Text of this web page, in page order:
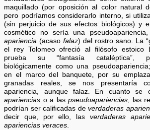
maquillado (por oposición al color natural
pero podríamos considerarlo interno, si
(sin perjuicio de sus efectos biológicos) y
cosmético no sería una
apariencia (acasofalaz) del rostro sano. La
el rey Tolomeo ofreció al filósofo estoico
prueba su “fantasía cataléptica”,
biológicamente como una
en el marco del banquete, por su
granadas reales, se nos presentaría
apariencia, aunque falaz. En cuanto se
apariencias o a laspseudoapariencias, las
podrían ser calificadas deverdaderas
decir que, por ello, las verdaderas
apariencias veraces.